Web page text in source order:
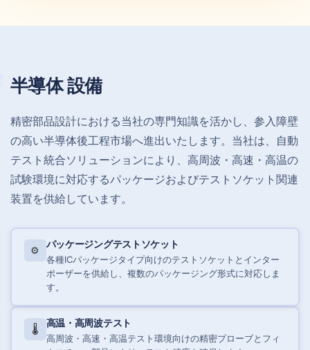
半導体設備
精密部品設計における当社の専門知識を活かし、参入障壁
の高い半導体後工程市場へ進出いたします。当社は、自動
テスト統合ソリューションにより、高周波・高速・高温の
試験環境に対応するパッケージおよびテストソケット関連
装置を供給しています。
⚙️
パッケージングテストソケット
各種ICパッケージタイプ向けのテストソケットとインター
ポーザーを供給し、複数のパッケージング形式に対応しま
す。
🌡️
高温・高周波テスト
高周波・高速・高温テスト環境向けの精密プローブとフィ